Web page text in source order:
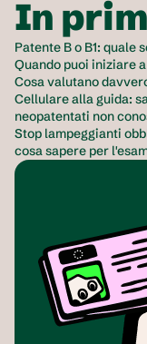
In
Patente B o B1: quale
Quando puoi iniziare
Cosa valutano
Cellulare alla guida:
neopatentati non
Stop lampeggianti
cosa sapere per